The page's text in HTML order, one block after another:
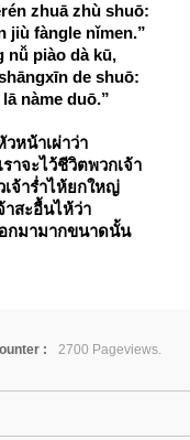
zhuā zhù shuō:
jiù fàngle nǐmen.”
nǚ piào dà kū,
de shuō:
nàme duō.”
หน้าเผ่าว่า
าจะไว้ชีวิตพวกเจ้า
เจ้าร่ำไห้ยกใหญ่
สะอื้นไห้ว่า
กมามากขนาดนั้น
:
2700 Pageviews.